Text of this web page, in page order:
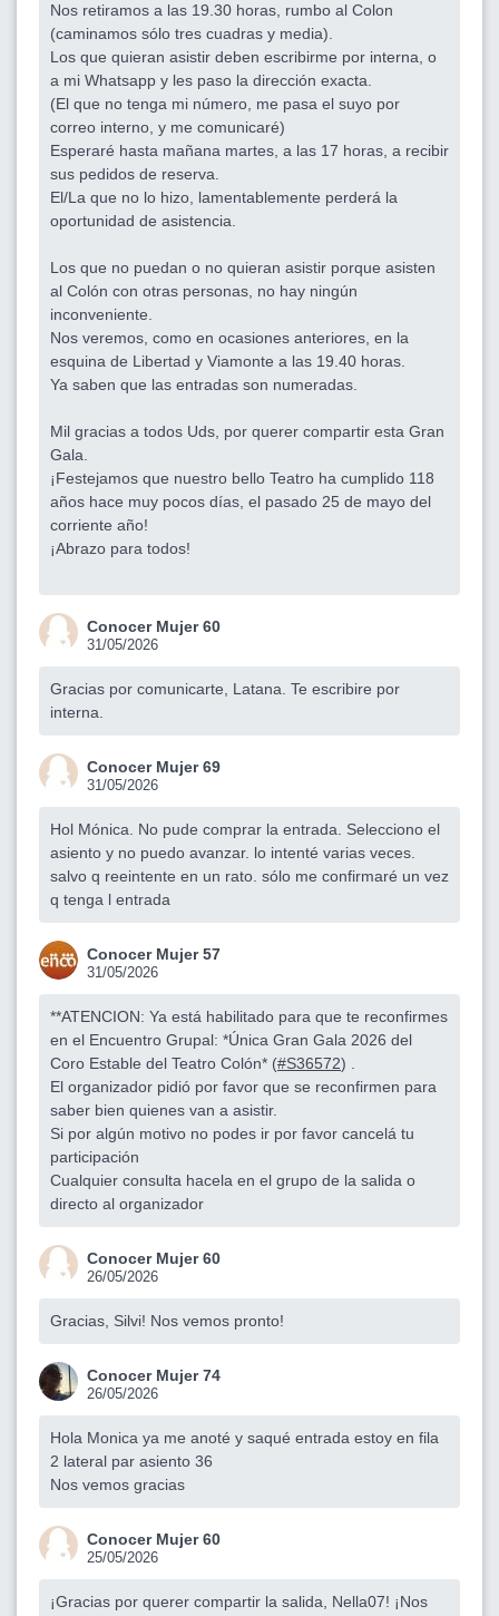
Nos retiramos a las 19.30 horas, rumbo al Colon
(caminamos sólo tres cuadras y media).
Los que quieran asistir deben escribirme por interna, o
a mi Whatsapp y les paso la dirección exacta.
(El que no tenga mi número, me pasa el suyo por
correo interno, y me comunicaré)
Esperaré hasta mañana martes, a las 17 horas, a recibir
sus pedidos de reserva.
El/La que no lo hizo, lamentablemente perderá la
oportunidad de asistencia.
Los que no puedan o no quieran asistir porque asisten
al Colón con otras personas, no hay ningún
inconveniente.
Nos veremos, como en ocasiones anteriores, en la
esquina de Libertad y Viamonte a las 19.40 horas.
Ya saben que las entradas son numeradas.
Mil gracias a todos Uds, por querer compartir esta Gran
Gala.
¡Festejamos que nuestro bello Teatro ha cumplido 118
años hace muy pocos días, el pasado 25 de mayo del
corriente año!
¡Abrazo para todos!
Conocer Mujer 60
31/05/2026
Gracias por comunicarte, Latana. Te escribire por
interna.
Conocer Mujer 69
31/05/2026
Hol Mónica. No pude comprar la entrada. Selecciono el
asiento y no puedo avanzar. lo intenté varias veces.
salvo q reeintente en un rato. sólo me confirmaré un vez
q tenga l entrada
Conocer Mujer 57
31/05/2026
**ATENCION: Ya está habilitado para que te reconfirmes
en el Encuentro Grupal: *Única Gran Gala 2026 del
Coro Estable del Teatro Colón* (#S36572) .
El organizador pidió por favor que se reconfirmen para
saber bien quienes van a asistir.
Si por algún motivo no podes ir por favor cancelá tu
participación
Cualquier consulta hacela en el grupo de la salida o
directo al organizador
Conocer Mujer 60
26/05/2026
Gracias, Silvi! Nos vemos pronto!
Conocer Mujer 74
26/05/2026
Hola Monica ya me anoté y saqué entrada estoy en fila
2 lateral par asiento 36
Nos vemos gracias
Conocer Mujer 60
25/05/2026
¡Gracias por querer compartir la salida, Nella07! ¡Nos